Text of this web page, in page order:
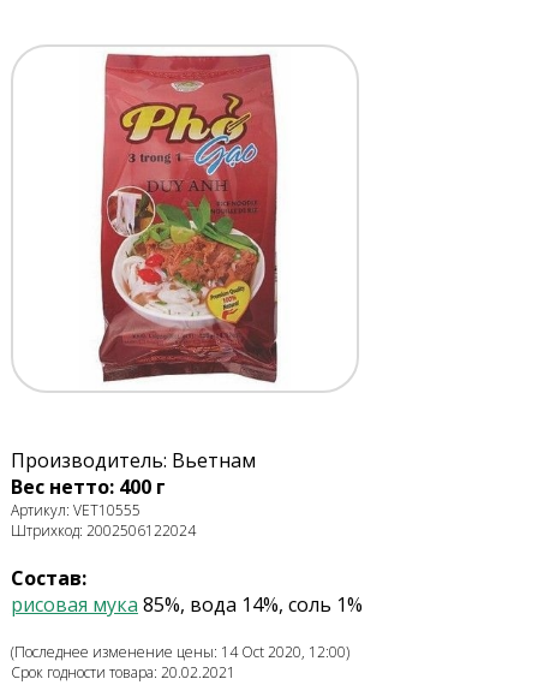
Производитель: Вьетнам
Вес нетто: 400 г
Артикул: VET10555
Штрихкод: 2002506122024
Состав:
рисовая мука 85%, вода 14%, соль 1%
(Последнее изменение цены: 14 Oct 2020, 12:00)
Срок годности товара: 20.02.2021